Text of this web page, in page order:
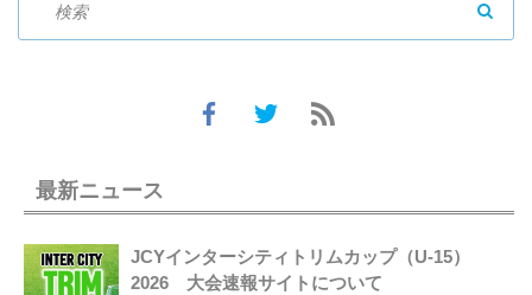
最新ニュース
JCYインターシティトリムカップ（U-15）
2026 大会速報サイトについて